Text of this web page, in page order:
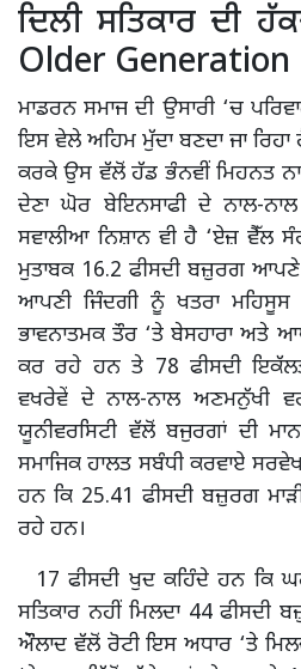
ਦਿਲੀ ਸਤਿਕਾਰ ਦੀ
Older Generation
ਮਾਡਰਨ ਸਮਾਜ ਦੀ ਉਸਾਰੀ ‘ਚ
ਇਸ ਵੇਲੇ ਅਹਿਮ ਮੁੱਦਾ ਬਣਦਾ ਜਾ
ਕਰਕੇ ਉਸ ਵੱਲੋਂ ਹੱਡ ਭੰਨਵੀਂ ਮਿਹਨਤ
ਦੇਣਾ ਘੋਰ ਬੇਇਨਸਾਫੀ ਦੇ ਨਾਲ-ਨਾਲ
ਸਵਾਲੀਆ ਨਿਸ਼ਾਨ ਵੀ ਹੈ ‘ਏਜ਼ ਵੈੱਲ
ਮੁਤਾਬਕ 16.2 ਫੀਸਦੀ ਬਜ਼ੁਰਗ ਆਪਣੇ
ਆਪਣੀ ਜਿੰਦਗੀ ਨੂੰ ਖਤਰਾ
ਭਾਵਨਾਤਮਕ ਤੌਰ ‘ਤੇ ਬੇਸਹਾਰਾ ਅਤੇ
ਕਰ ਰਹੇ ਹਨ ਤੇ 78 ਫੀਸਦੀ
ਵਖਰੇਵੇਂ ਦੇ ਨਾਲ-ਨਾਲ ਅਣਮਨੁੱਖੀ
ਯੂਨੀਵਰਸਿਟੀ ਵੱਲੋਂ ਬਜੁਰਗਾਂ ਦੀ
ਸਮਾਜਿਕ ਹਾਲਤ ਸਬੰਧੀ ਕਰਵਾਏ
ਹਨ ਕਿ 25.41 ਫੀਸਦੀ ਬਜ਼ੁਰਗ
ਰਹੇ ਹਨ।
17 ਫੀਸਦੀ ਖੁਦ ਕਹਿੰਦੇ ਹਨ ਕਿ
ਸਤਿਕਾਰ ਨਹੀਂ ਮਿਲਦਾ 44 ਫੀਸਦੀ
ਔੌਲਾਦ ਵੱਲੋਂ ਰੋਟੀ ਇਸ ਅਧਾਰ ‘ਤੇ